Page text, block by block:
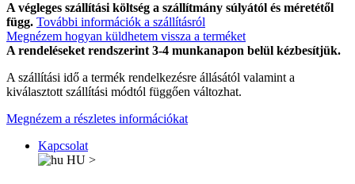
A végleges szállítási költség a szállítmány súlyától és méretétől
függ. További információk a szállításról
Megnézem hogyan küldhetem vissza a terméket
A rendeléseket rendszerint 3-4 munkanapon belül kézbesítjük.
A szállítási idő a termék rendelkezésre állásától valamint a
kiválasztott szállítási módtól függően változhat.
Megnézem a részletes információkat
Kapcsolat
HU >